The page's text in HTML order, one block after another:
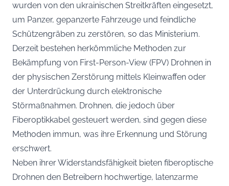
wurden von den ukrainischen Streitkräften eingesetzt,
um Panzer, gepanzerte Fahrzeuge und feindliche
Schützengräben zu zerstören, so das Ministerium.
Derzeit bestehen herkömmliche Methoden zur
Bekämpfung von First-Person-View (FPV) Drohnen in
der physischen Zerstörung mittels Kleinwaffen oder
der Unterdrückung durch elektronische
Störmaßnahmen. Drohnen, die jedoch über
Fiberoptikkabel gesteuert werden, sind gegen diese
Methoden immun, was ihre Erkennung und Störung
erschwert.
Neben ihrer Widerstandsfähigkeit bieten fiberoptische
Drohnen den Betreibern hochwertige, latenzarme